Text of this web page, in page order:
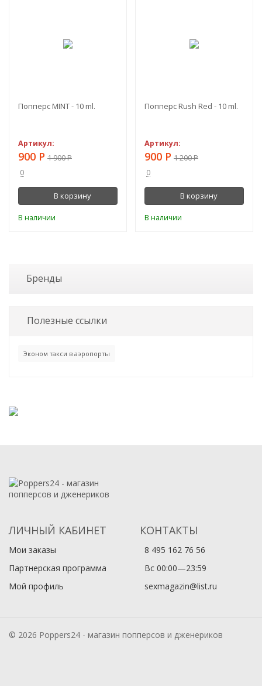
Попперс MINT - 10 ml.
Артикул:
900 Р 1 900Р
0
В корзину
В наличии
Попперс Rush Red - 10 ml.
Артикул:
900 Р 1 200Р
0
В корзину
В наличии
Бренды
Полезные ссылки
Эконом такси в аэропорты
ЛИЧНЫЙ КАБИНЕТ
Мои заказы
Партнерская программа
Мой профиль
КОНТАКТЫ
8 495 162 76 56
Вс 00:00—23:59
sexmagazin@list.ru
© 2026 Poppers24 - магазин попперсов и дженериков